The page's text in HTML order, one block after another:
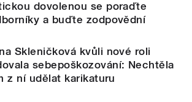
dovolenou se poraďte
a buďte zodpovědní
Skleničková kvůli nové roli
sebepoškozování: Nechtěla
z ní udělat karikaturu